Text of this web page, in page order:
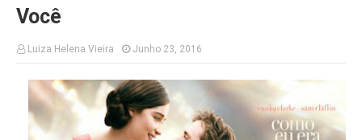
Você
Luiza Helena Vieira Junho 23, 2016